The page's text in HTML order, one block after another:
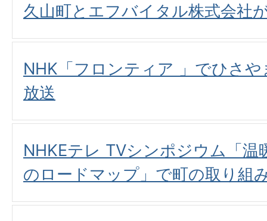
久山町とエフバイタル株式会社
NHK「フロンティア 」でひさ
放送
NHKEテレ TVシンポジウム「
のロードマップ」で町の取り組